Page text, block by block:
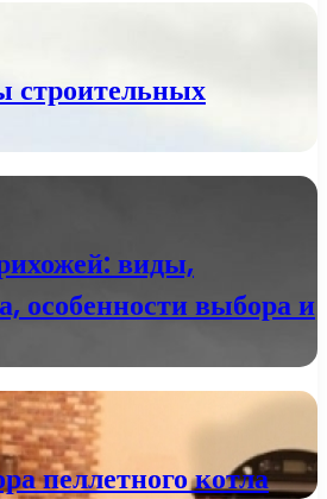
строительных
виды,
особенности выбора и
пеллетного котла